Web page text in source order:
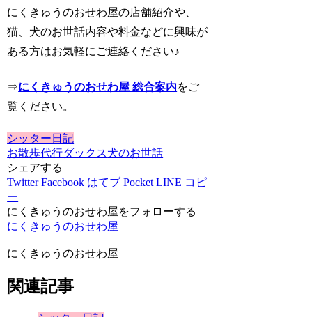
にくきゅうのおせわ屋の店舗紹介や、
猫、犬のお世話内容や料金などに興味が
ある方はお気軽にご連絡ください♪
⇒にくきゅうのおせわ屋 総合案内をご
覧ください。
シッター日記
お散歩代行ダックス犬のお世話
シェアする
Twitter Facebook はてブ Pocket LINE コピ
ー
にくきゅうのおせわ屋をフォローする
にくきゅうのおせわ屋
にくきゅうのおせわ屋
関連記事